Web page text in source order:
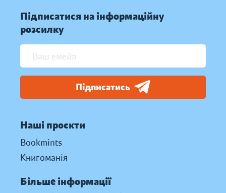
Підписатися на інформаційну
розсилку
Підписатись
Наші проєкти
Bookmints
Книгоманія
Більше інформації